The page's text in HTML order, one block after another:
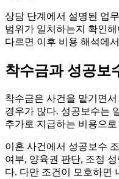
상담 단계에서 설명된 업
범위가 일치하는지 확인
다르면 이후 비용 해석에
착수금과 성공보
착수금은 사건을 맡기면
경우가 많다. 성공보수는
추가로 지급하는 비용으
이혼 사건에서 성공보수
여부, 양육권 판단, 조정
다. 다만 조건이 모호하면